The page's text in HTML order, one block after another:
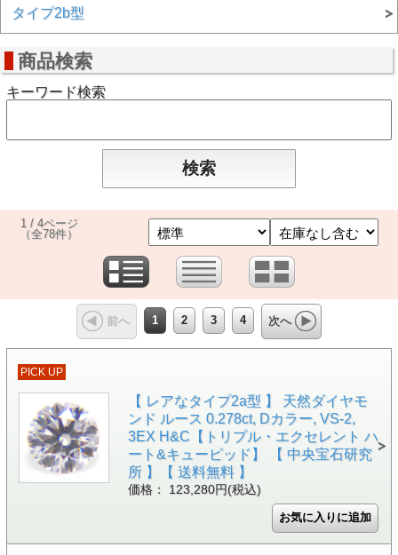
タイプ2b型
商品検索
キーワード検索
1 / 4ページ
（全78件）
前へ 1 2 3 4 次へ
PICK UP
【 レアなタイプ2a型 】 天然ダイヤモ
ンド ルース 0.278ct, Dカラー, VS-2,
3EX H&C【トリプル・エクセレント ハ
ート&キューピッド】 【 中央宝石研究
所 】【 送料無料 】
価格： 123,280円(税込)